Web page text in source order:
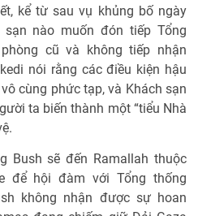
kể từ sau vụ khủng bố ngày
sạn nào muốn đón tiếp Tổng
cũ và không tiếp nhận
nói rằng các điều kiện hậu
cùng phức tạp, và Khách sạn
ta biến thành một “tiểu Nhà
Bush sẽ đến Ramallah thuộc
để hội đàm với Tổng thống
không nhận được sự hoan